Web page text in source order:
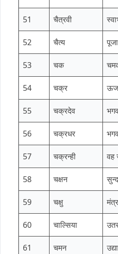
51 चैत्रवी
52 चैत्य
53 चक
54 चक्र
55 चक्रदेव
56 चक्रधर
57 चक्रन्ही वह
58 चक्षन
59 चक्षु
60 चाल्सिया
61 चमन